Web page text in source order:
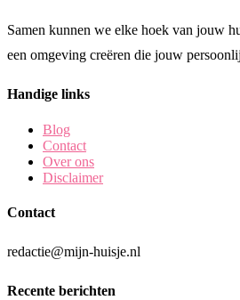
Samen kunnen we elke hoek van jouw
een omgeving creëren die jouw
Handige links
Blog
Contact
Over ons
Disclaimer
Contact
redactie@mijn-huisje.nl
Recente berichten